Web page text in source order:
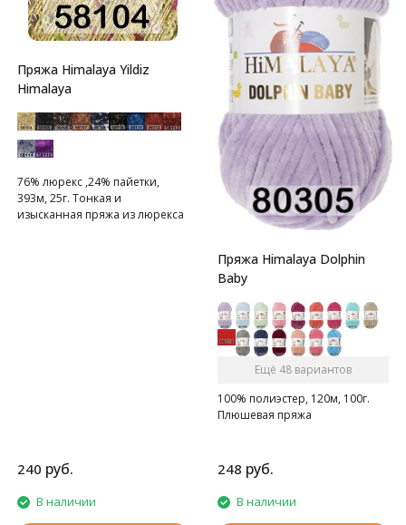
Пряжа Himalaya Yildiz
Himalaya
76% люрекс ,24% пайетки,
393м, 25г. Тонкая и
изысканная пряжа из люрекса
240 руб.
В наличии
Пряжа Himalaya Dolphin
Baby
Ещё 48 вариантов
100% полиэстер, 120м, 100г.
Плюшевая пряжа
248 руб.
В наличии